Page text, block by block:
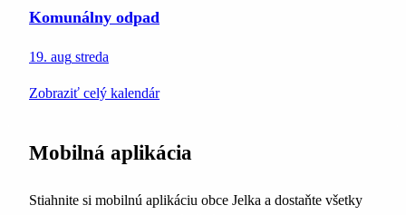
Komunálny odpad
19. aug streda
Zobraziť celý kalendár
Mobilná aplikácia
Stiahnite si mobilnú aplikáciu obce Jelka a dostaňte všetky